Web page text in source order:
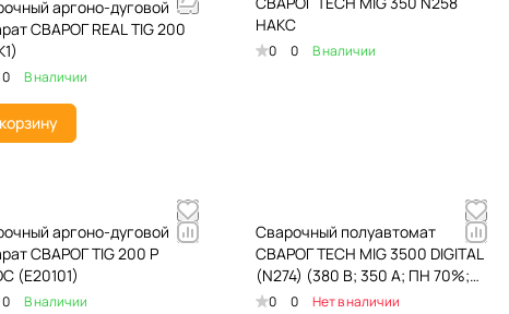
аргоно-дуговой
СВАРОГ REAL TIG 200
0 В наличии
НАКС
0 0 В наличии
аргоно-дуговой
СВАРОГ TIG 200 P
(E20101)
0 В наличии
Сварочный полуавтомат
СВАРОГ TECH MIG 3500 DIGITAL
(N274) (380 В; 350 А; ПН 70%;
11,12 кВт; 37 кг; 5 лет)
0 0 Нет в наличии